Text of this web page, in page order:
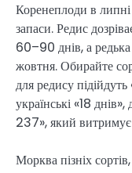
Коренеплоди в
запаси. Редис
60–90 днів, а
жовтня. Обирайте
для редису
українські «18
237», який витримує
Морква пізніх